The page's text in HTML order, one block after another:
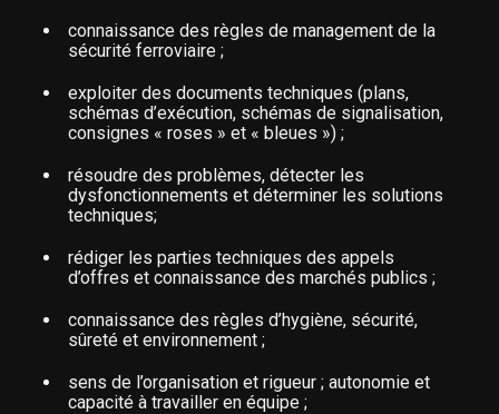
connaissance des règles de management de la
sécurité ferroviaire ;
exploiter des documents techniques (plans,
schémas d’exécution, schémas de signalisation,
consignes « roses » et « bleues ») ;
résoudre des problèmes, détecter les
dysfonctionnements et déterminer les solutions
techniques;
rédiger les parties techniques des appels
d’offres et connaissance des marchés publics ;
connaissance des règles d’hygiène, sécurité,
sûreté et environnement ;
sens de l’organisation et rigueur ; autonomie et
capacité à travailler en équipe ;